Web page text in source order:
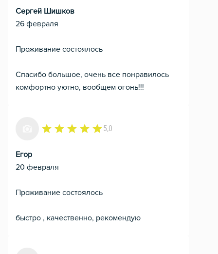
Сергей Шишков
26 февраля
Проживание состоялось
Спасибо большое, очень все понравилось
комфортно уютно, вообщем огонь!!!
5,0
Егор
20 февраля
Проживание состоялось
быстро , качественно, рекомендую